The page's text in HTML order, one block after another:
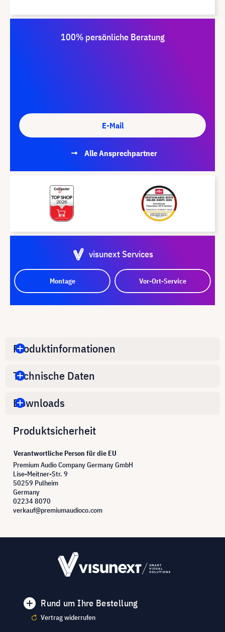
100% persönliche Beratung
E-Mail
Alle Ansprechpartner
visunext Services
Montage Vor-Ort-Service
Produktinformationen
Technische Daten
Downloads
Produktsicherheit
Verantwortliche Person für die EU
Premium Audio Company Germany GmbH
Lise-Meitner-Str. 9
50259 Pulheim
Germany
02234 8070
verkauf@premiumaudioco.com
Rund um Ihre Bestellung
Vertrag widerrufen